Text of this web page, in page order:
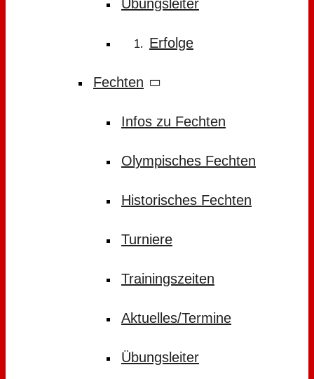
Übungsleiter
Erfolge
Fechten
Infos zu Fechten
Olympisches Fechten
Historisches Fechten
Turniere
Trainingszeiten
Aktuelles/Termine
Übungsleiter